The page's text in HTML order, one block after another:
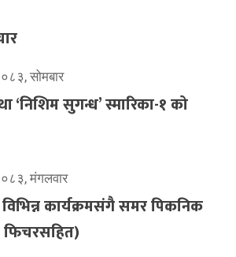
सोमबार
‘निशिम सुगन्ध’ स्मारिका-१ को
मंगलवार
कार्यक्रमसंगै समर पिकनिक
फिचरसहित)